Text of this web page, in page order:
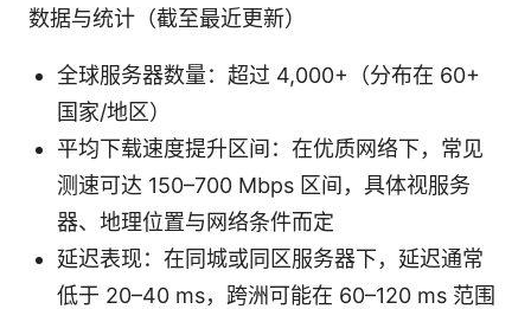
数据与统计（截至最近更新）
全球服务器数量：超过 4,000+（分布在 60+
国家/地区）
平均下载速度提升区间：在优质网络下，常见
测速可达 150–700 Mbps 区间，具体视服务
器、地理位置与网络条件而定
延迟表现：在同城或同区服务器下，延迟通常
低于 20–40 ms，跨洲可能在 60–120 ms 范围